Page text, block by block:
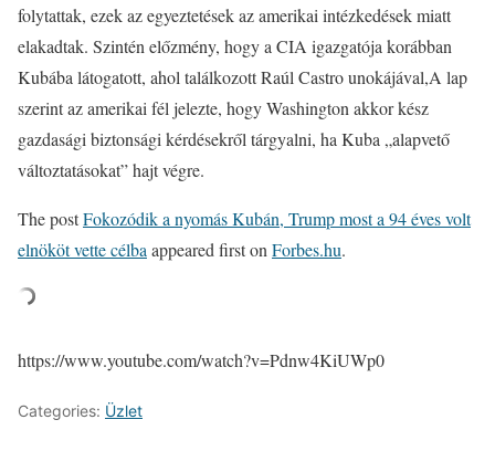
folytattak, ezek az egyeztetések az amerikai intézkedések miatt
elakadtak. Szintén előzmény, hogy a CIA igazgatója korábban
Kubába látogatott, ahol találkozott Raúl Castro unokájával,A lap
szerint az amerikai fél jelezte, hogy Washington akkor kész
gazdasági biztonsági kérdésekről tárgyalni, ha Kuba „alapvető
változtatásokat” hajt végre.
The postFokozódik a nyomás Kubán, Trump most a 94 éves volt
elnököt vette célba appeared first on Forbes.hu.
https://www.youtube.com/watch?v=Pdnw4KiUWp0
Categories: Üzlet